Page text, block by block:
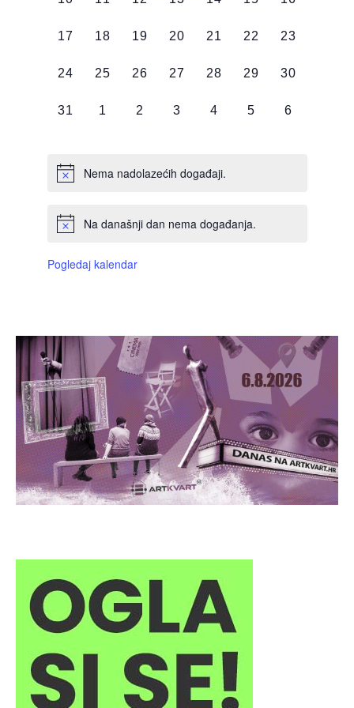
0
17
0
18
0
19
0
20
0
21
0
22
0
23
0
24
0
25
0
26
0
27
0
28
0
29
0
30
0
31
0
1
0
2
0
3
0
4
0
5
0
6
Nema nadolazećih događaji.
Na današnji dan nema događanja.
Pogledaj kalendar